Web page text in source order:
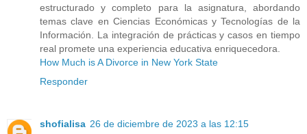
estructurado y completo para la asignatura, abordando
temas clave en Ciencias Económicas y Tecnologías de la
Información. La integración de prácticas y casos en tiempo
real promete una experiencia educativa enriquecedora.
How Much is A Divorce in New York State
Responder
shofialisa 26 de diciembre de 2023 a las 12:15